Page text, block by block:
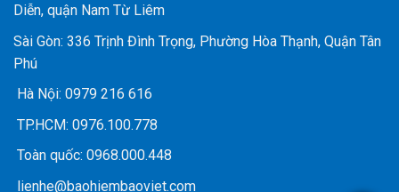
Diễn, quận Nam Từ Liêm
Sài Gòn: 336 Trịnh Đình Trọng, Phường Hòa Thạnh, Quận Tân
Phú
Hà Nội: 0979 216 616
TP.HCM: 0976.100.778
Toàn quốc: 0968.000.448
lienhe@baohiembaoviet.com